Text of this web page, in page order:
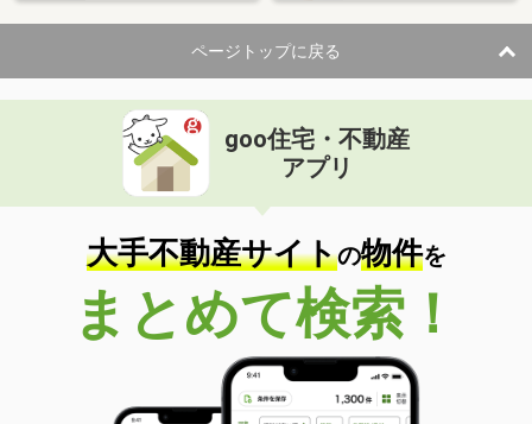
ページトップに戻る
goo住宅・不動産
アプリ
大手不動産サイトの物件を
まとめて検索！